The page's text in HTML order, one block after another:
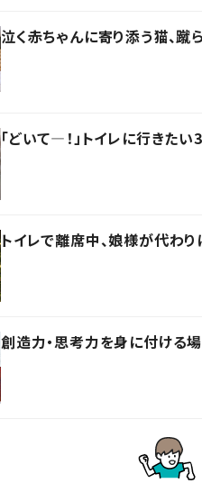
泣く赤ちゃんに寄り添う猫、
「どいて―！」トイレに行きた
トイレで離席中、娘様が代わ
創造力・思考力を身に付ける